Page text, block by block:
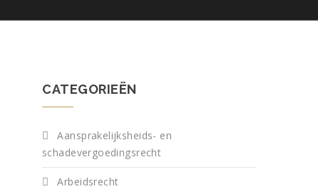
CATEGORIEËN
Aansprakelijksheids- en
schadevergoedingsrecht
Arbeidsrecht